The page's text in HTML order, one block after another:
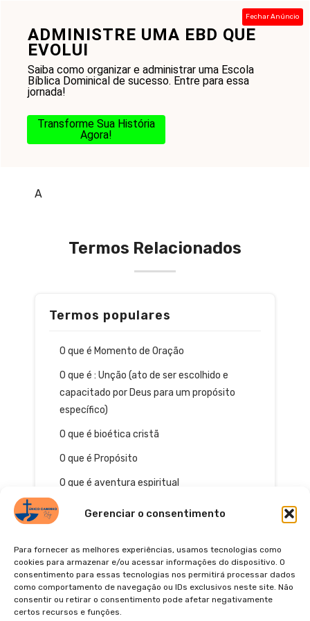
Gerenciar o consentimento
Para fornecer as melhores experiências, usamos tecnologias como
cookies para armazenar e/ou acessar informações do dispositivo. O
consentimento para essas tecnologias nos permitirá processar dados
como comportamento de navegação ou IDs exclusivos neste site. Não
consentir ou retirar o consentimento pode afetar negativamente
certos recursos e funções.
ADMINISTRE UMA EBD QUE
EVOLUI
Saiba como organizar e administrar uma Escola
Bíblica Dominical de sucesso. Entre para essa
jornada!
Transforme Sua História
Agora!
Fechar Anúncio
conteúdo
O que é aliança com Deus
A
Termos Relacionados
Termos populares
O que é Momento de Oração
O que é : Unção (ato de ser escolhido e
capacitado por Deus para um propósito
específico)
O que é bioética cristã
O que é Propósito
O que é aventura espiritual